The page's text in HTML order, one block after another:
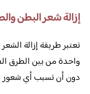
إزالة شعر البطن
تعتبر طريقة إزالة
واحدة من بين الطرق
دون أن تسبب أي شعور